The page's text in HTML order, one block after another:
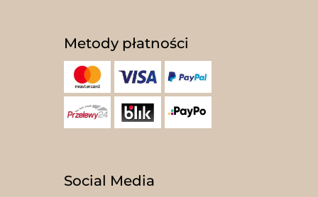
Metody płatności
Social Media